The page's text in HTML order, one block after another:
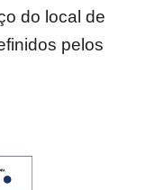
do local de
pelos